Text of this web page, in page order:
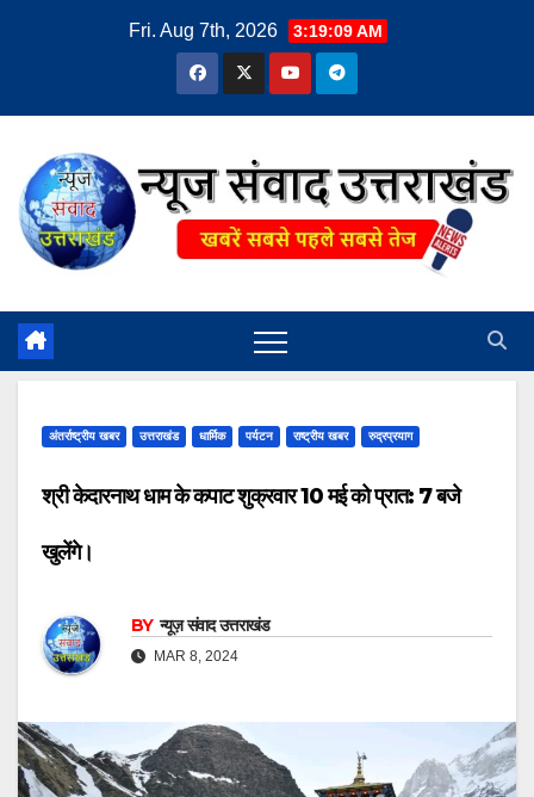
Fri. Aug 7th, 2026 3:19:09 AM
अंतर्राष्ट्रीय खबर उत्तराखंड धार्मिक पर्यटन राष्ट्रीय खबर रुद्रप्रयाग
श्री केदारनाथ धाम के कपाट शुक्रवार 10 मई को प्रात: 7 बजे
खुलेंगे।
BY न्यूज़ संवाद उत्तराखंड
MAR 8, 2024